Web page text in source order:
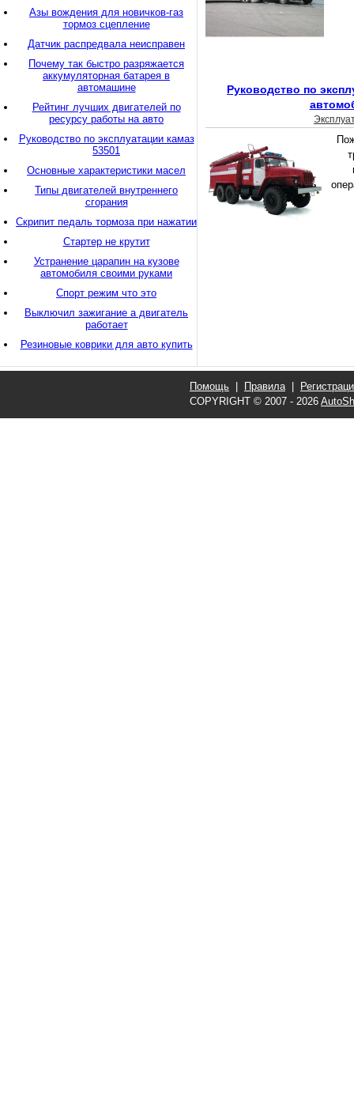
Руководство по
Азы вождения для новичков-газ
тормоз сцепление
Датчик распредвала неисправен
Почему так быстро разряжается
аккумуляторная батарея в
автомашине
Рейтинг лучших двигателей по
ресурсу работы на авто
Руководство по эксплуатации камаз
53501
Основные характеристики масел
Типы двигателей внутреннего
сгорания
Скрипит педаль тормоза при нажатии
Стартер не крутит
Устранение царапин на кузове
автомобиля своими руками
Спорт режим что это
Выключил зажигание а двигатель
работает
Резиновые коврики для авто купить
Помощь Правила|
COPYRIGHT © 2007 - 2026